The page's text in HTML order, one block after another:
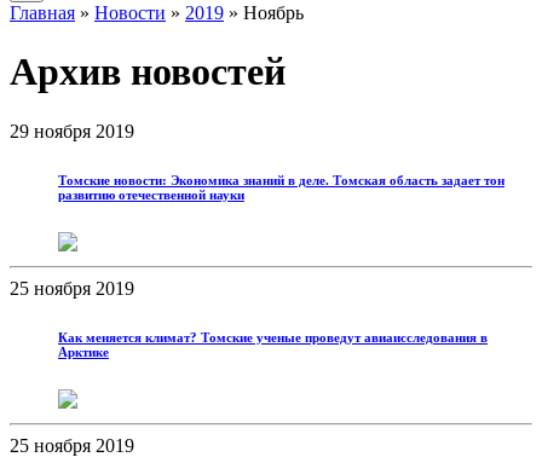
Главная » Новости » 2019 » Ноябрь
Архив новостей
29 ноября 2019
Томские новости: Экономика знаний в деле. Томская область задает тон
развитию отечественной науки
25 ноября 2019
Как меняется климат? Томские ученые проведут авиаисследования в
Арктике
25 ноября 2019